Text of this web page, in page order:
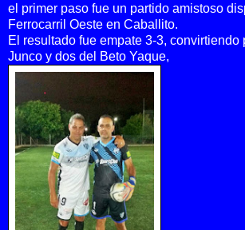
el primer paso fue un partido amistoso
Ferrocarril Oeste en Caballito.
El resultado fue empate 3-3, convirtiendo
Junco y dos del Beto Yaque,